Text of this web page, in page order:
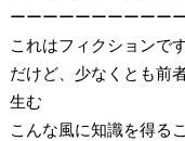
ーーーーーーーーーー
これはフィクションです
だけど、少なくとも前
生む
こんな風に知識を得る